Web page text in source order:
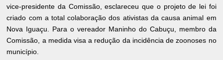
vice-presidente da Comissão, esclareceu que o projeto de lei foi
criado com a total colaboração dos ativistas da causa animal em
Nova Iguaçu. Para o vereador Maninho do Cabuçu, membro da
Comissão, a medida visa a redução da incidência de zoonoses no
município.